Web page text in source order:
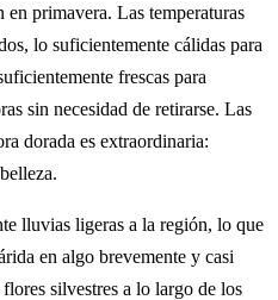
primavera. Las temperaturas
lo suficientemente cálidas para
frescas para
sin necesidad de retirarse. Las
dorada es extraordinaria:
lluvias ligeras a la región, lo que
en algo brevemente y casi
silvestres a lo largo de los